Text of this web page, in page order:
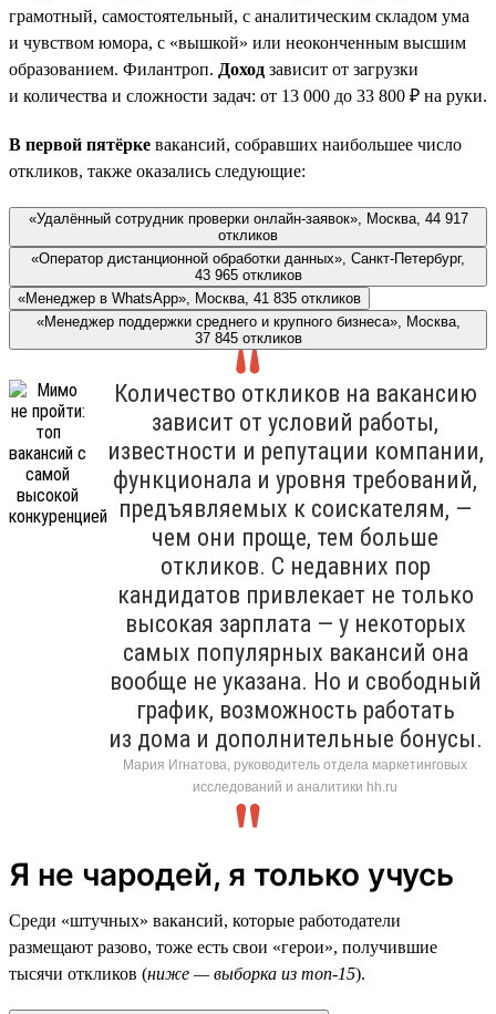
грамотный, самостоятельный, с аналитическим складом ума
и чувством юмора, с «вышкой» или неоконченным высшим
образованием. Филантроп. Доход зависит от загрузки
и количества и сложности задач: от 13 000 до 33 800 ₽ на руки.
В первой пятёрке вакансий, собравших наибольшее число
откликов, также оказались следующие:
«Удалённый сотрудник проверки онлайн-заявок», Москва, 44 917
откликов
«Оператор дистанционной обработки данных», Санкт-Петербург,
43 965 откликов
«Менеджер в WhatsApp», Москва, 41 835 откликов
«Менеджер поддержки среднего и крупного бизнеса», Москва,
37 845 откликов
Количество откликов на вакансию
зависит от условий работы,
известности и репутации компании,
функционала и уровня требований,
предъявляемых к соискателям, —
чем они проще, тем больше
откликов. С недавних пор
кандидатов привлекает не только
высокая зарплата — у некоторых
самых популярных вакансий она
вообще не указана. Но и свободный
график, возможность работать
из дома и дополнительные бонусы.
Мария Игнатова, руководитель отдела маркетинговых
исследований и аналитики hh.ru
Я не чародей, я только учусь
Среди «штучных» вакансий, которые работодатели
размещают разово, тоже есть свои «герои», получившие
тысячи откликов (ниже — выборка из топ-15).